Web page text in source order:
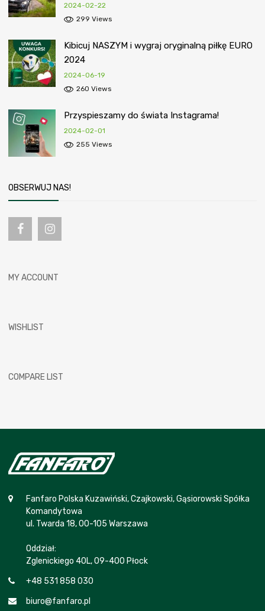
2024-02-22
299 Views
Kibicuj NASZYM i wygraj oryginalną piłkę EURO
2024
2024-06-19
260 Views
Przyspieszamy do świata Instagrama!
2024-02-01
255 Views
OBSERWUJ NAS!
MY ACCOUNT
WISHLIST
COMPARE LIST
Fanfaro Polska Kuzawiński, Czajkowski, Gąsiorowski Spółka
Komandytowa
ul. Twarda 18, 00-105 Warszawa
Oddział:
Zglenickiego 40L, 09-400 Płock
+48 531 858 030
biuro@fanfaro.pl